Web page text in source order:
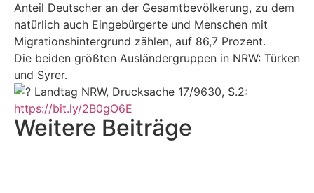
Anteil Deutscher an der Gesamtbevölkerung, zu dem
natürlich auch Eingebürgerte und Menschen mit
Migrationshintergrund zählen, auf 86,7 Prozent.
Die beiden größten Ausländergruppen in NRW: Türken
und Syrer.
Landtag NRW, Drucksache 17/9630, S.2:
https://bit.ly/2B0gO6E
Weitere Beiträge